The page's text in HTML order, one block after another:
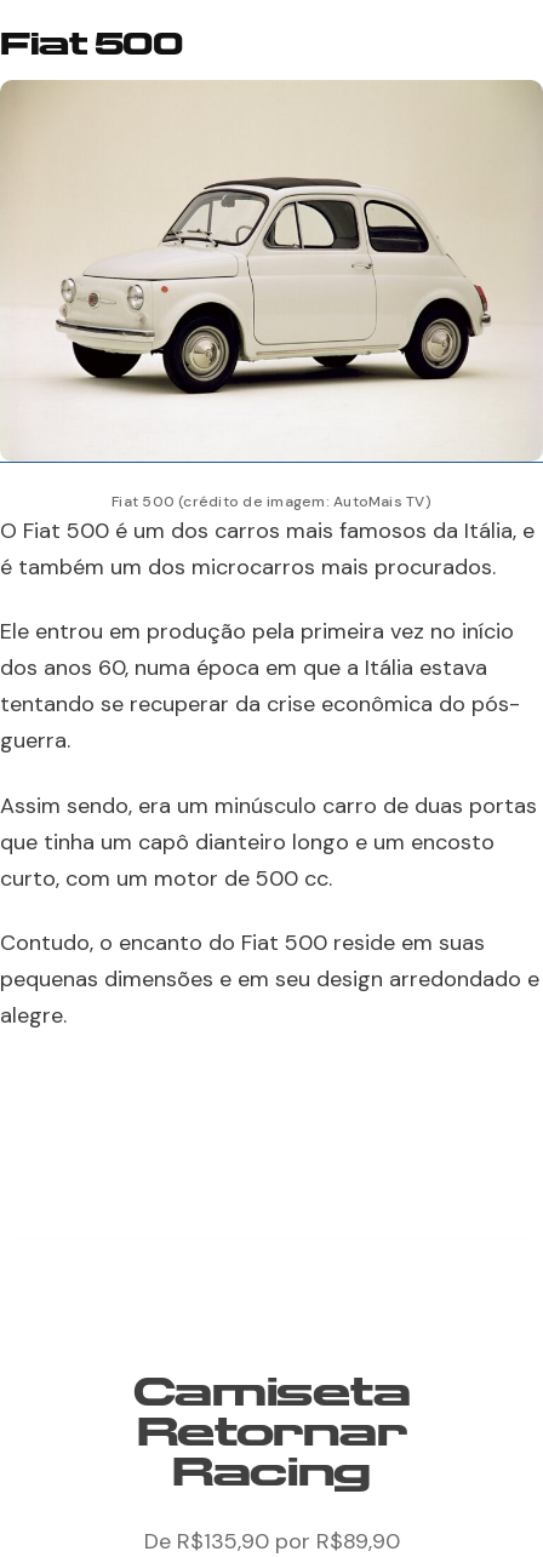
Fiat 500
Fiat 500 (crédito de imagem: AutoMais TV)
O Fiat 500 é um dos carros mais famosos da Itália, e
é também um dos microcarros mais procurados.
Ele entrou em produção pela primeira vez no início
dos anos 60, numa época em que a Itália estava
tentando se recuperar da crise econômica do pós-
guerra.
Assim sendo, era um minúsculo carro de duas portas
que tinha um capô dianteiro longo e um encosto
curto, com um motor de 500 cc.
Contudo, o encanto do Fiat 500 reside em suas
pequenas dimensões e em seu design arredondado e
alegre.
Camiseta
Retornar
Racing
De R$135,90 por R$89,90